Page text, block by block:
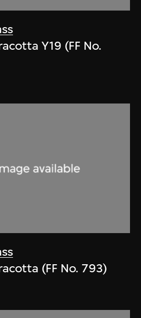
Y19 (FF No.
(FF No. 793)